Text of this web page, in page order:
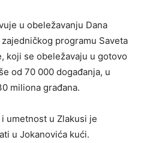
u obeležavanju Dana
programu Saveta
koji se obeležavaju u gotovo
od 70 000 događanja, u
miliona građana.
umetnost u Zlakusi je
u Jokanovića kući.